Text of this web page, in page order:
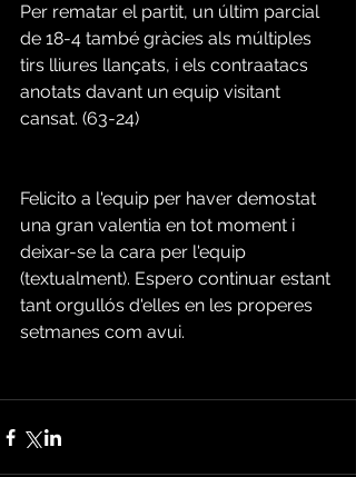
Per rematar el partit, un últim parcial
de 18-4 també gràcies als múltiples
tirs lliures llançats, i els contraatacs
anotats davant un equip visitant
cansat. (63-24)
Felicito a l'equip per haver demostat
una gran valentia en tot moment i
deixar-se la cara per l'equip
(textualment). Espero continuar estant
tant orgullós d'elles en les properes
setmanes com avui.